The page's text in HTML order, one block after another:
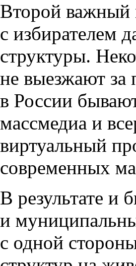
Второй важный
с избирателем
структуры.
не выезжают за
в России
массмедиа и
виртуальный
современных
В результате и
и
с одной